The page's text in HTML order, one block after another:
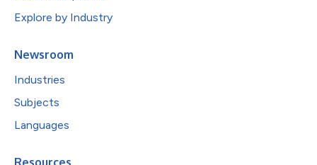
Explore by Industry
Newsroom
Industries
Subjects
Languages
Resources